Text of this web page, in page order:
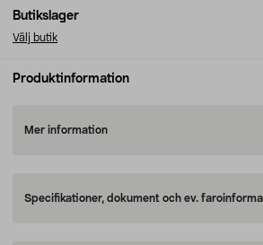
Butikslager
Välj butik
Produktinformation
Mer information
Specifikationer, dokument och ev.